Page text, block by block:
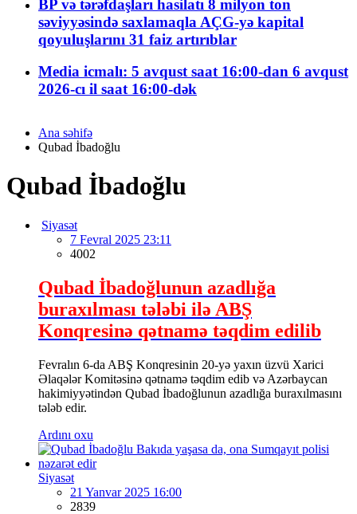
BP və tərəfdaşları hasilatı 8 milyon ton
səviyyəsində saxlamaqla AÇG-yə kapital
qoyuluşlarını 31 faiz artırıblar
Media icmalı: 5 avqust saat 16:00-dan 6 avqust
2026-cı il saat 16:00-dək
Ana səhifə
Qubad İbadoğlu
Qubad İbadoğlu
Siyasət
7 Fevral 2025 23:11
4002
Qubad İbadoğlunun azadlığa
buraxılması tələbi ilə ABŞ
Konqresinə qətnamə təqdim edilib
Fevralın 6-da ABŞ Konqresinin 20-yə yaxın üzvü Xarici
Əlaqələr Komitəsinə qətnamə təqdim edib və Azərbaycan
hakimiyyətindən Qubad İbadoğlunun azadlığa buraxılmasını
tələb edir.
Ardını oxu
Siyasət
21 Yanvar 2025 16:00
2839